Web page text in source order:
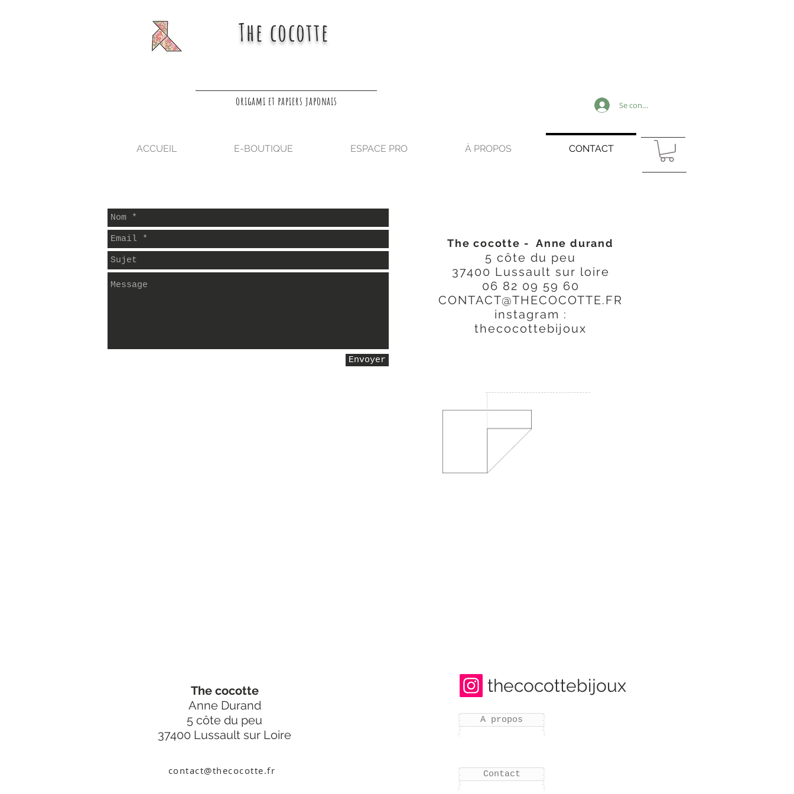
The cocotte
origami et papiers japonais Se connecter
ACCUEIL E-BOUTIQUE ESPACE PRO À PROPOS CONTACT
Envoyer
The cocotte - Anne durand
5 côte du peu
37400 Lussault sur loire
06 82 09 59 60
CONTACT@THECOCOTTE.FR
instagram :
thecocottebijoux
The cocotte
Anne Durand
5 côte du peu
37400 Lussault sur Loire
contact@thecocotte.fr
thecocottebijoux
A propos
Contact